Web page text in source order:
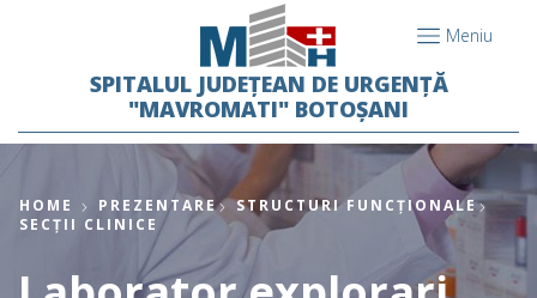
Meniu
SPITALUL JUDEȚEAN DE URGENȚĂ
"MAVROMATI" BOTOȘANI
HOME PREZENTARE
STRUCTURI FUNCȚIONALE
SECȚII CLINICE